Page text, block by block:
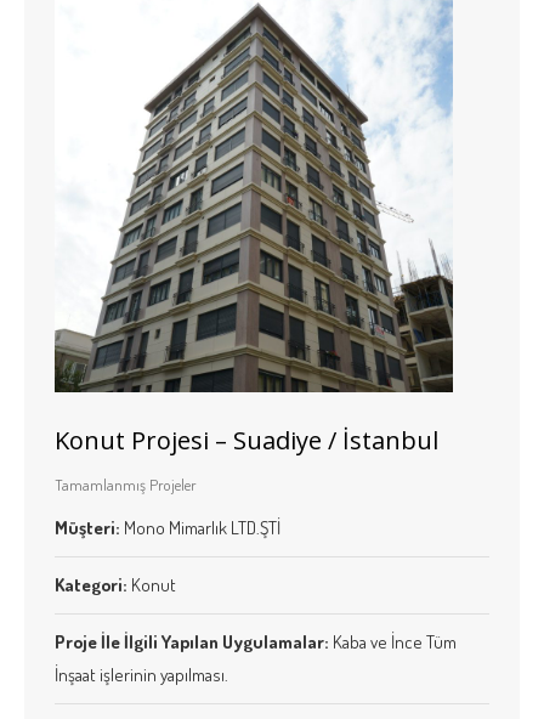
Konut Projesi – Suadiye / İstanbul
Tamamlanmış Projeler
Müşteri: Mono Mimarlık LTD.ŞTİ
Kategori: Konut
Proje İle İlgili Yapılan Uygulamalar: Kaba ve İnce Tüm
İnşaat işlerinin yapılması.